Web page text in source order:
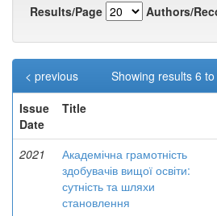
Results/Page
Authors/
Showing results 6
< previous
Issue
Date
Title
2021
Академічна грамотність
здобувачів вищої освіти:
сутність та шляхи
становлення